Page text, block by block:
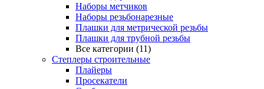
Наборы метчиков
Наборы резьбонарезные
Плашки для метрической резьбы
Плашки для трубной резьбы
Все категории (11)
Степлеры строительные
Плайеры
Просекатели